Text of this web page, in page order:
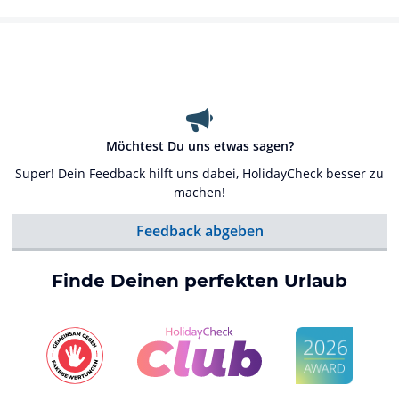
Möchtest Du uns etwas sagen?
Super! Dein Feedback hilft uns dabei, HolidayCheck besser zu
machen!
Feedback abgeben
Finde Deinen perfekten Urlaub